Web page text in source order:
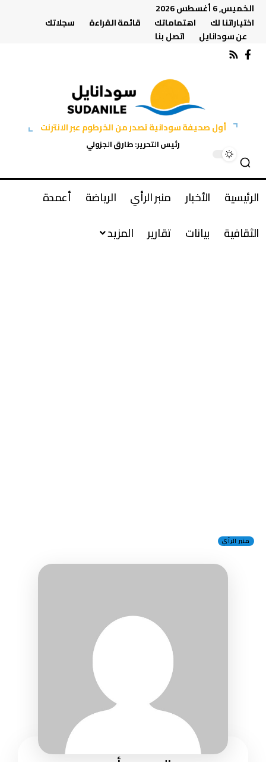
الخميس, 6 أغسطس 2026
اختياراتنا لك
اهتماماتك قائمة القراءة
سجلاتك
عن سودانايل
اتصل بنا
أول صحيفة سودانية تصدر من الخرطوم عبر الانترنت
رئيس التحرير: طارق الجزولي
الرئيسية الأخبار منبر الرأي الرياضة
أعمدة
الثقافية
بيانات تقارير المزيد
منبر الرأي